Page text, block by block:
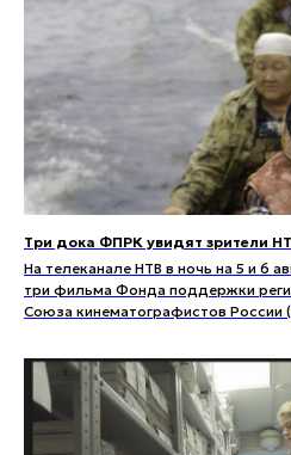
Три дока ФПРК увидят зрители
На телеканале НТВ в ночь на 5 и 6
три фильма Фонда поддержки
Союза кинематографистов России